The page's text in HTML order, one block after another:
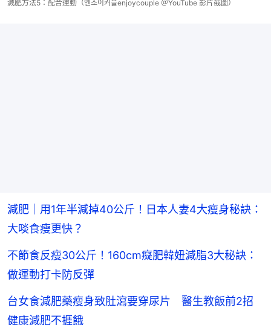
減肥方法5：配合運動（엔조이커플enjoycouple ＠YouTube 影片截圖）
減肥｜用1年半減掉40公斤！日本人妻4大瘦身秘訣：
大啖食瘦更快？
不節食反瘦30公斤！160cm癡肥韓妞減脂3大秘訣：
做運動打卡防反彈
台女食減肥藥瘦身致肚瀉要穿尿片 醫生教飯前2招
健康減肥不捱餓